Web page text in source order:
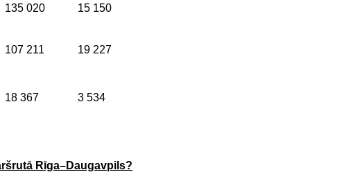
135 020 15 150
107 211 19 227
18 367 3 534
Rīga–Daugavpils?